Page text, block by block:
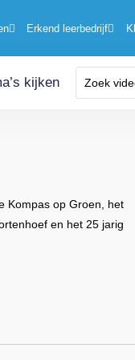
Erkend leerbedrijf
kijken
Kompas op Groen, het
en het 25 jarig